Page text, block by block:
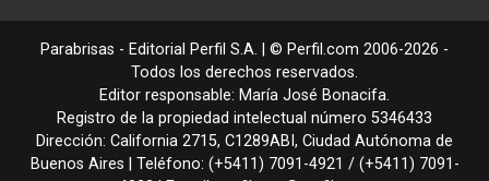
Parabrisas - Editorial Perfil S.A. | © Perfil.com 2006-2026 -
Todos los derechos reservados.
Editor responsable: María José Bonacifa.
Registro de la propiedad intelectual número 5346433
Dirección: California 2715, C1289ABI , Ciudad Autónoma de
Buenos Aires | Teléfono: (+5411) 7091-4921 / (+5411) 7091-